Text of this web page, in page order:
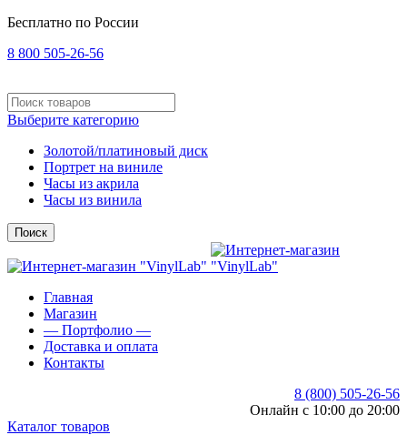
Бесплатно по России
8 800 505-26-56
Выберите категорию
Золотой/платиновый диск
Портрет на виниле
Часы из акрила
Часы из винила
Поиск
Главная
Магазин
— Портфолио —
Доставка и оплата
Контакты
8 (800) 505-26-56
Онлайн с 10:00 до 20:00
Каталог товаров